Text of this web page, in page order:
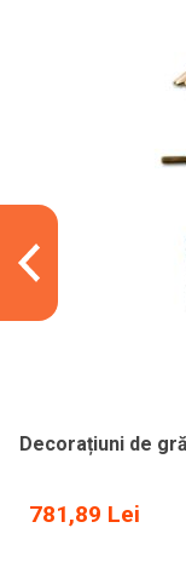
Decorațiuni de
781,89 Lei